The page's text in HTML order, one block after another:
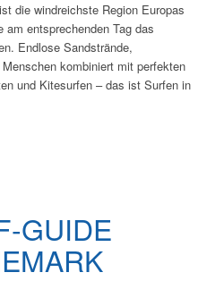
die windreichste Region Europas
entsprechenden Tag das
Endlose Sandstrände,
kombiniert mit perfekten
und Kitesurfen – das ist Surfen in
GUIDE